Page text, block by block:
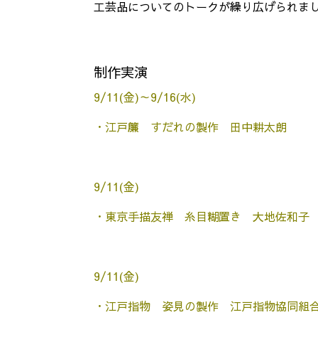
工芸品についてのトークが繰り広げられまし
制作実演
9/11(金)～9/16(水)
・江戸簾 すだれの製作 田中耕太朗
9/11(金)
・東京手描友禅 糸目糊置き 大地佐和子
9/11(金)
・江戸指物 姿見の製作 江戸指物協同組